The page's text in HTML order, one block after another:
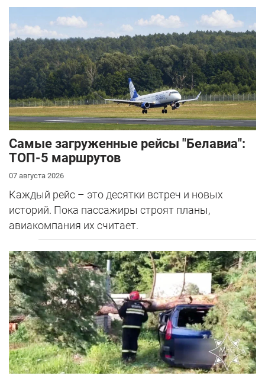
Самые загруженные рейсы "Белавиа":
ТОП-5 маршрутов
07 августа 2026
Каждый рейс – это десятки встреч и новых
историй. Пока пассажиры строят планы,
авиакомпания их считает.